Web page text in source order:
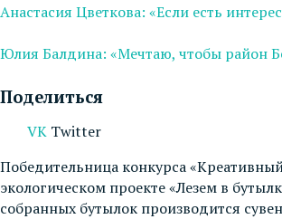
Анастасия Цветкова: «Если есть
Юлия Балдина: «Мечтаю, чтобы район
Поделиться
VK Twitter
Победительница конкурса
экологическом проекте «Лезем в
собранных бутылок производится